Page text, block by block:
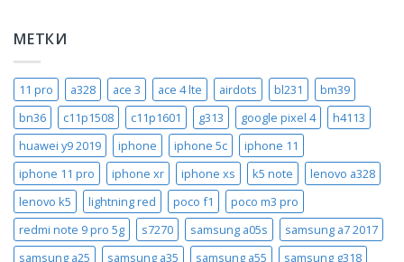
МЕТКИ
11 pro a328 ace 3 ace 4 lte airdots bl231
bm39
bn36
c11p1508 c11p1601 g313 google pixel 4
h4113
huawei y9 2019
iphone iphone 5c
iphone 11
iphone 11 pro
iphone xr iphone xs k5 note
lenovo a328
lenovo k5
lightning red poco f1
poco m3 pro
redmi note 9 pro 5g
s7270 samsung a05s
samsung a7 2017
samsung a25
samsung a35 samsung a55 samsung g318